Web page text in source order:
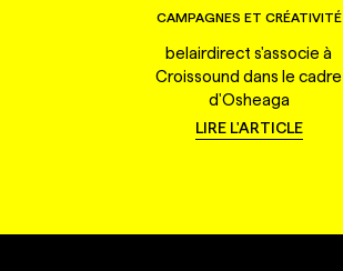
CAMPAGNES ET CRÉATIVITÉ
belairdirect s'associe à
Croissound dans le cadre
d'Osheaga
LIRE L'ARTICLE